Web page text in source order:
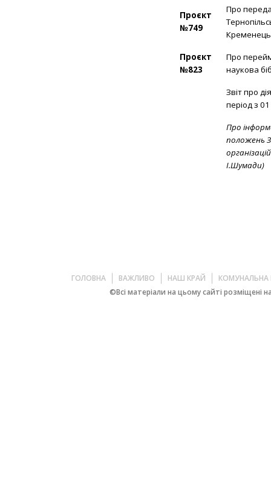
Проєкт
№749
Про
Проєкт
№823
Про
наукова
Звіт про
період з
Про
положень
І.Шумади)
ГОЛОВНА ВАЖЛИВО НАШ КРАЙ
КОМУНАЛЬНА
©Всі матеріали на цьому сайті розміщені